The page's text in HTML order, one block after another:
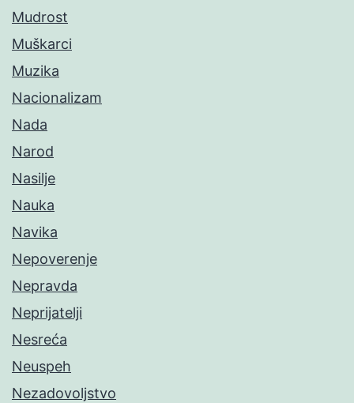
Mudrost
Muškarci
Muzika
Nacionalizam
Nada
Narod
Nasilje
Nauka
Navika
Nepoverenje
Nepravda
Neprijatelji
Nesreća
Neuspeh
Nezadovoljstvo